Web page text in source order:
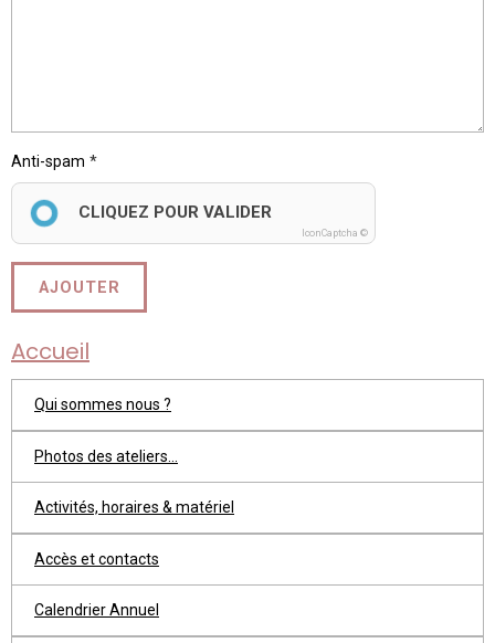
Anti-spam
CLIQUEZ POUR VALIDER
IconCaptcha ©
AJOUTER
Accueil
Qui sommes nous ?
Photos des ateliers...
Activités, horaires & matériel
Accès et contacts
Calendrier Annuel